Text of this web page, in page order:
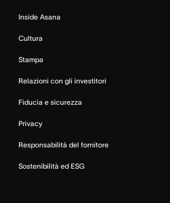
Inside Asana
Cultura
Stampa
Relazioni con gli investitori
Fiducia e sicurezza
Privacy
Responsabilità del fornitore
Sostenibilità ed ESG